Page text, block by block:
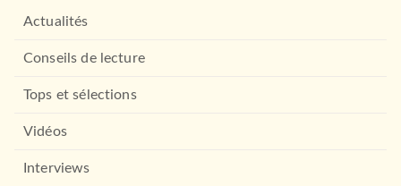
Actualités
Conseils de lecture
Tops et sélections
Vidéos
Interviews